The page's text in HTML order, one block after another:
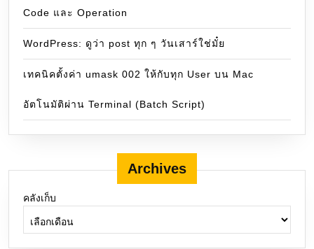
Code และ Operation
WordPress: ดูว่า post ทุก ๆ วันเสาร์ใช่มั๋ย
เทคนิคตั้งค่า umask 002 ให้กับทุก User บน Mac
อัตโนมัติผ่าน Terminal (Batch Script)
Archives
คลังเก็บ